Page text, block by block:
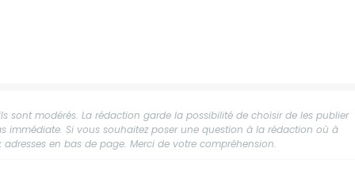
sont modérés. La rédaction garde la possibilité de choisir de les publier
immédiate. Si vous souhaitez poser une question à la rédaction où à
en bas de page. Merci de votre compréhension.